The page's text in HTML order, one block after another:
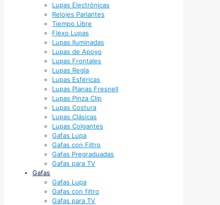
Lupas Electrónicas
Relojes Parlantes
Tiempo Libre
Flexo Lupas
Lupas Iluminadas
Lupas de Apoyo
Lupas Frontales
Lupas Regla
Lupas Esféricas
Lupas Planas Fresnell
Lupas Pinza Clip
Lupas Costura
Lupas Clásicas
Lupas Colgantes
Gafas Lupa
Gafas con Filtro
Gafas Pregraduadas
Gafas para TV
Gafas
Gafas Lupa
Gafas con filtro
Gafas para TV